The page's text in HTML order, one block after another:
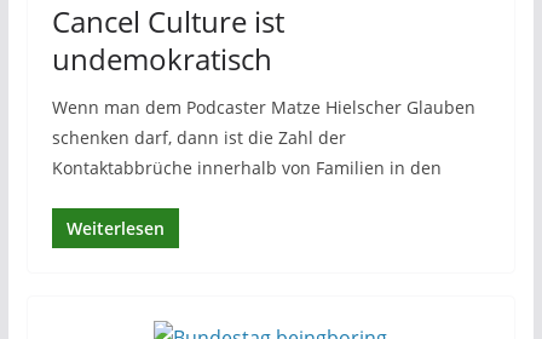
Cancel Culture ist
undemokratisch
Wenn man dem Podcaster Matze Hielscher Glauben
schenken darf, dann ist die Zahl der
Kontaktabbrüche innerhalb von Familien in den
Weiterlesen